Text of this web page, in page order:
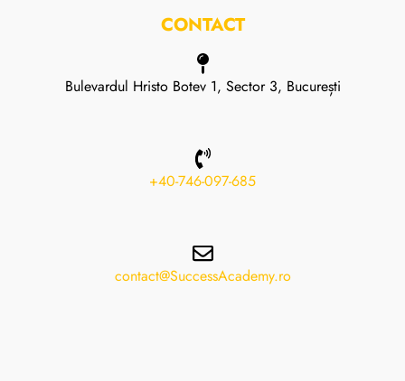
CONTACT
Bulevardul Hristo Botev 1, Sector 3, București
+40-746-097-685
contact@SuccessAcademy.ro